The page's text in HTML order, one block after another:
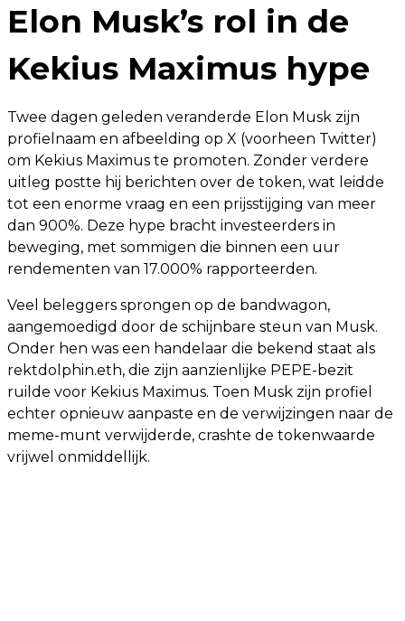
Elon Musk’s rol in de
Kekius Maximus hype
Twee dagen geleden veranderde Elon Musk zijn
profielnaam en afbeelding op X (voorheen Twitter)
om Kekius Maximus te promoten. Zonder verdere
uitleg postte hij berichten over de token, wat leidde
tot een enorme vraag en een prijsstijging van meer
dan 900%. Deze hype bracht investeerders in
beweging, met sommigen die binnen een uur
rendementen van 17.000% rapporteerden.
Veel beleggers sprongen op de bandwagon,
aangemoedigd door de schijnbare steun van Musk.
Onder hen was een handelaar die bekend staat als
rektdolphin.eth, die zijn aanzienlijke PEPE-bezit
ruilde voor Kekius Maximus. Toen Musk zijn profiel
echter opnieuw aanpaste en de verwijzingen naar de
meme-munt verwijderde, crashte de tokenwaarde
vrijwel onmiddellijk.